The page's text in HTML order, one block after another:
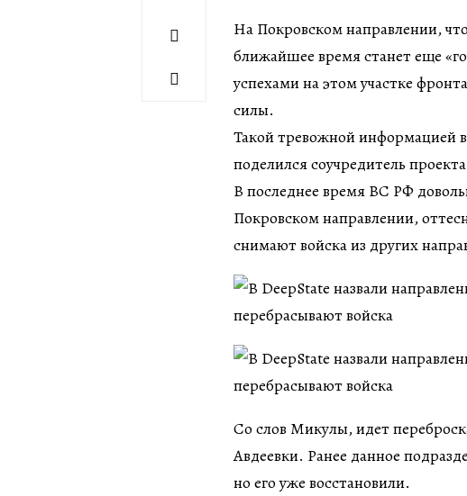
На Покровском направлении,
ближайшее время станет еще
успехами на этом участке
силы.
Такой тревожной информацией
поделился соучредитель
В последнее время ВС РФ
Покровском направлении,
снимают войска из других
Со слов Микулы, идет
Авдеевки. Ранее данное
но его уже восстановили.